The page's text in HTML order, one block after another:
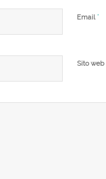
Email *
Sito web